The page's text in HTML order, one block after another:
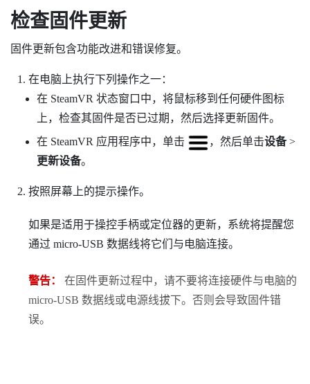
检查固件更新
固件更新包含功能改进和错误修复。
在电脑上执行下列操作之一：
在 SteamVR 状态窗口中，将鼠标移到任何硬件图标
上，检查其固件是否已过期，然后选择更新固件。
在 SteamVR 应用程序中，单击 ，然后单击设备>
更新设备。
按照屏幕上的提示操作。
如果是适用于操控手柄或定位器的更新，系统将提醒您
通过 micro-USB 数据线将它们与电脑连接。
警告：
在固件更新过程中，请不要将连接硬件与电脑的
micro-USB 数据线或电源线拔下。否则会导致固件错
误。